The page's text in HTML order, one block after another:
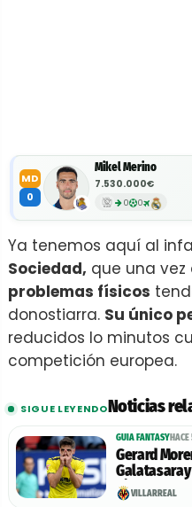
MD
0
Mikel Merino
7.530.000€
0 0
Ya tenemos aquí al
Sociedad, que una vez
problemas físicos
donostiarra. Su único
reducidos lo minutos
competición europea.
SIGUE LEYENDONoticias
GUIA FANTASY
Gerard
Galatasaray y enciende las alarmas en el
Villarreal
VILLARREAL